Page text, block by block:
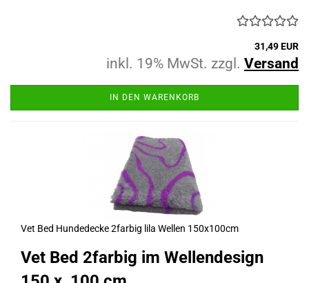
31,49 EUR
inkl. 19% MwSt. zzgl. Versand
IN DEN WARENKORB
Vet Bed Hundedecke 2farbig lila Wellen 150x100cm
Vet Bed 2farbig im Wellendesign